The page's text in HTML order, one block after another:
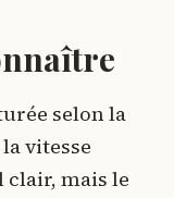
selon la
vitesse
clair, mais le